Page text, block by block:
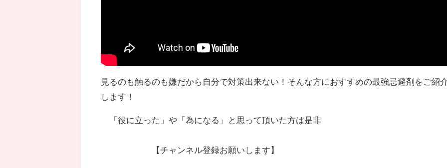
見るのも触るのも嫌だから自分で対策出来ない！そんな方におすすめの最強忌避剤をご紹
します！
「役に立った」や「為になる」と思って頂いた方は是非
【チャンネル登録お願いします】